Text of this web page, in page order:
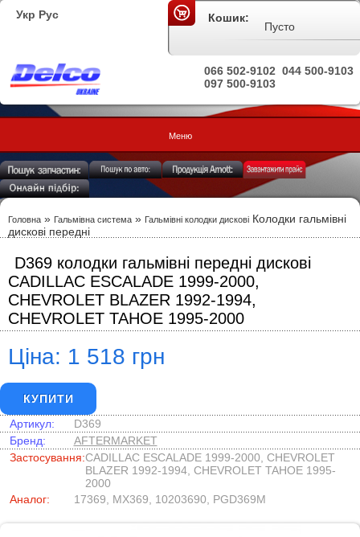
Укр Рус
044 500-9103
066 502-9102
097 500-9103
Кошик:
Пусто
Меню
Головна » Гальмівна система » Гальмівні колодки дискові Колодки гальмівні
дискові передні
D369 колодки гальмівні передні дискові
CADILLAC ESCALADE 1999-2000,
CHEVROLET BLAZER 1992-1994,
CHEVROLET TAHOE 1995-2000
Ціна: 1 518 грн
КУПИТИ
Артикул:
D369
Бренд:
AFTERMARKET
Застосування:CADILLAC ESCALADE 1999-2000, CHEVROLET
BLAZER 1992-1994, CHEVROLET TAHOE 1995-
2000
Аналог:
17369, MX369, 10203690, PGD369M